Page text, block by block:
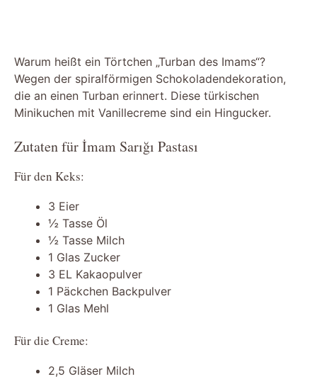
Warum heißt ein Törtchen „Turban des Imams“?
Wegen der spiralförmigen Schokoladendekoration,
die an einen Turban erinnert. Diese türkischen
Minikuchen mit Vanillecreme sind ein Hingucker.
Zutaten für İmam Sarığı Pastası
Für den Keks:
3 Eier
½ Tasse Öl
½ Tasse Milch
1 Glas Zucker
3 EL Kakaopulver
1 Päckchen Backpulver
1 Glas Mehl
Für die Creme:
2,5 Gläser Milch